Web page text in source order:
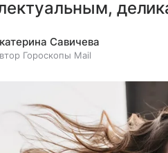
Савичева
Гороскопы Mail